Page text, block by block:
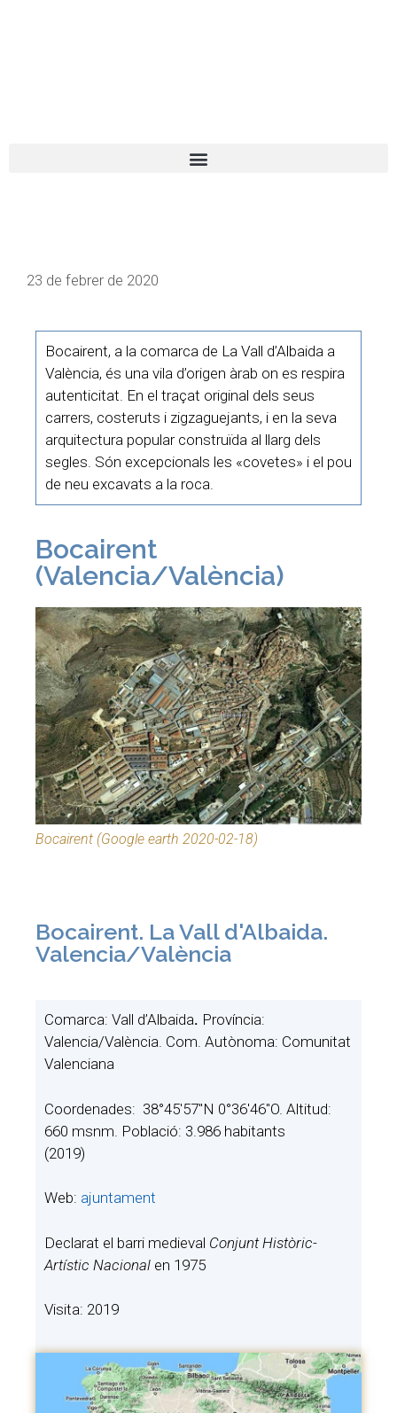
23 de febrer de 2020
Bocairent, a la comarca de La Vall d’Albaida a
València, és una vila d’origen àrab on es respira
autenticitat. En el traçat original dels seus
carrers, costeruts i zigzaguejants, i en la seva
arquitectura popular construïda al llarg dels
segles. Són excepcionals les «covetes» i el pou
de neu excavats a la roca.
Bocairent
(Valencia/València)
Bocairent (Google earth 2020-02-18)
Bocairent. La Vall d'Albaida.
Valencia/València
Comarca: Vall d’Albaida. Província:
Valencia/València. Com. Autònoma: Comunitat
Valenciana
Coordenades: 38°45′57″N 0°36′46″O. Altitud:
660 msnm. Població: 3.986 habitants
(2019)
Web: ajuntament
Declarat el barri medieval Conjunt Històric-
Artístic Nacional en 1975
Visita: 2019